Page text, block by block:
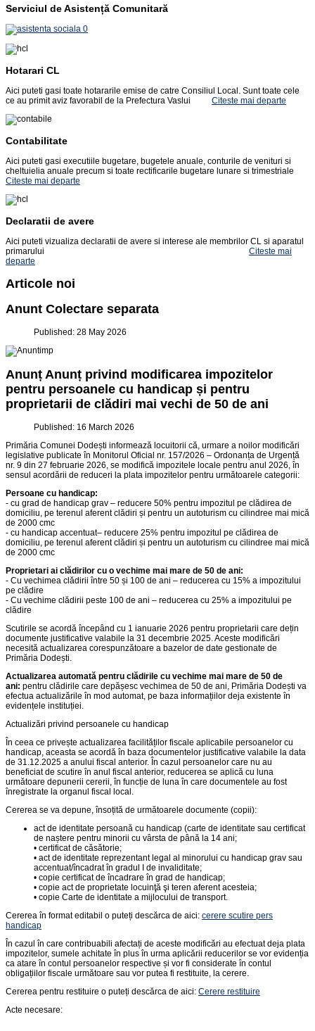
Serviciul de Asistență Comunitară
Hotarari CL
Aici puteti gasi toate hotararile emise de catre Consiliul Local. Sunt toate cele
ce au primit aviz favorabil de la Prefectura Vaslui Citeste mai departe
Contabilitate
Aici puteti gasi executiile bugetare, bugetele anuale, conturile de venituri si
cheltuielia anuale precum si toate rectificarile bugetare lunare si trimestriale
Citeste mai departe
Declaratii de avere
Aici puteti vizualiza declaratii de avere si interese ale membrilor CL si aparatul
primarului Citeste mai
departe
Articole noi
Anunt Colectare separata
Published: 28 May 2026
Anunț Anunț privind modificarea impozitelor
pentru persoanele cu handicap și pentru
proprietarii de clădiri mai vechi de 50 de ani
Published: 16 March 2026
Primăria Comunei Dodești informează locuitorii că, urmare a noilor modificări
legislative publicate în Monitorul Oficial nr. 157/2026 – Ordonanța de Urgență
nr. 9 din 27 februarie 2026, se modifică impozitele locale pentru anul 2026, în
sensul acordării de reduceri la plata impozitelor pentru următoarele categorii:
Persoane cu handicap:
- cu grad de handicap grav – reducere 50% pentru impozitul pe clădirea de
domiciliu, pe terenul aferent clădiri și pentru un autoturism cu cilindree mai mică
de 2000 cmc
- cu handicap accentuat– reducere 25% pentru impozitul pe clădirea de
domiciliu, pe terenul aferent clădiri și pentru un autoturism cu cilindree mai mică
de 2000 cmc
Proprietari ai clădirilor cu o vechime mai mare de 50 de ani:
- Cu vechimea clădirii între 50 și 100 de ani – reducerea cu 15% a impozitului
pe clădire
- Cu vechime clădirii peste 100 de ani – reducerea cu 25% a impozitului pe
clădire
Scutirile se acordă începând cu 1 ianuarie 2026 pentru proprietarii care dețin
documente justificative valabile la 31 decembrie 2025. Aceste modificări
necesită actualizarea corespunzătoare a bazelor de date gestionate de
Primăria Dodești.
Actualizarea automată pentru clădirile cu vechime mai mare de 50 de
ani: pentru clădirile care depășesc vechimea de 50 de ani, Primăria Dodești va
efectua actualizările în mod automat, pe baza informațiilor deja existente în
evidențele instituției.
Actualizări privind persoanele cu handicap
În ceea ce privește actualizarea facilităților fiscale aplicabile persoanelor cu
handicap, aceasta se acordă în baza documentelor justificative valabile la data
de 31.12.2025 a anului fiscal anterior. În cazul persoanelor care nu au
beneficiat de scutire în anul fiscal anterior, reducerea se aplică cu luna
următoare depunerii cererii, în funcție de luna în care documentele au fost
înregistrate la organul fiscal local.
Cererea se va depune, însoțită de următoarele documente (copii):
act de identitate persoană cu handicap (carte de identitate sau certificat
de naștere pentru minorii cu vârsta de până la 14 ani;
• certificat de căsătorie;
• act de identitate reprezentant legal al minorului cu handicap grav sau
accentuat/încadrat în gradul I de invaliditate;
• copie certificat de încadrare în grad de handicap;
• copie act de proprietate locuinţă şi teren aferent acesteia;
• copie Carte de identitate a mijlocului de transport.
Cererea în format editabil o puteți descărca de aici: cerere scutire pers
handicap
În cazul în care contribuabili afectați de aceste modificări au efectuat deja plata
impozitelor, sumele achitate în plus în urma aplicării reducerilor se vor evidenția
ca atare în contul persoanelor respective și vor fi considerate în contul
obligațiilor fiscale următoare sau vor putea fi restituite, la cerere.
Cererea pentru restituire o puteți descărca de aici: Cerere restituire
Acte necesare: